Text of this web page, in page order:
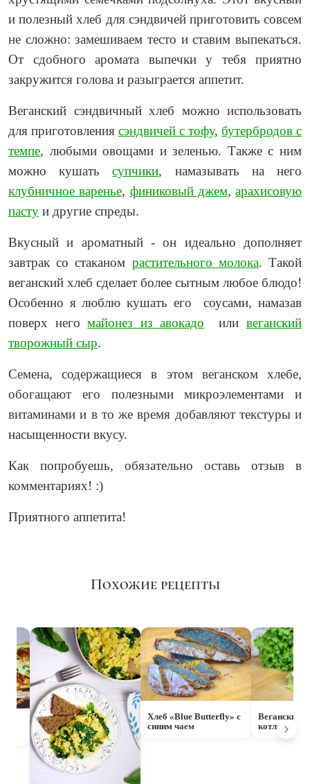
и полезный хлеб для сэндвичей приготовить совсем
не сложно: замешиваем тесто и ставим выпекаться.
От сдобного аромата выпечки у тебя приятно
закружится голова и разыграется аппетит.
Веганский сэндвичный хлеб можно использовать
для приготовления сэндвичей с тофу, бутербродов с
темпе, любыми овощами и зеленью. Также с ним
можно кушатьсупчики, намазывать на него
клубничное варенье, финиковый джем, арахисовую
пасту и другие спреды.
Вкусный и ароматный - он идеально дополняет
завтрак со стаканом растительного молока. Такой
веганский хлеб сделает более сытным любое блюдо!
Особенно я люблю кушать его соусами, намазав
поверх негомайонез из авокадо иливеганский
творожный сыр.
Семена, содержащиеся в этом веганском хлебе,
обогащают его полезными микроэлементами и
витаминами и в то же время добавляют текстуры и
насыщенности вкусу.
Как попробуешь, обязательно оставь отзыв в
комментариях! :)
Приятного аппетита!
Похожие рецепты
Хлеб «‎Blue Butterfly» c
синим чаем
Веганский
котлетой из